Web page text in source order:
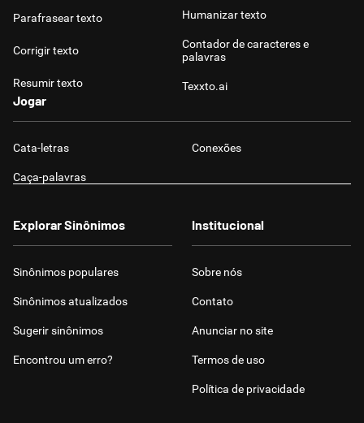
Parafrasear texto
Corrigir texto
Resumir texto
Humanizar texto
Contador de caracteres e
palavras
Texxto.ai
Jogar
Cata-letras Conexões
Caça-palavras
Explorar Sinônimos
Sinônimos populares
Sinônimos atualizados
Sugerir sinônimos
Encontrou um erro?
Institucional
Sobre nós
Contato
Anunciar no site
Termos de uso
Política de privacidade